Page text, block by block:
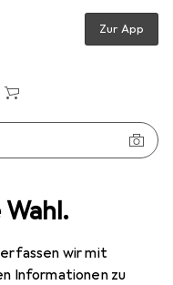
wir mit
Informationen zu
Zur App
Displayschutz Anti-Shock